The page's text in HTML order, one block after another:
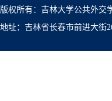
版权所有：吉林大学公共外交
地址：吉林省长春市前进大街